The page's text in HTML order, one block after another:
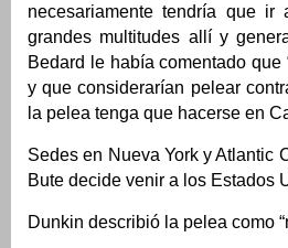
necesariamente tendría que
grandes multitudes allí y
Bedard le había comentado
y que considerarían pelear
la pelea tenga que hacerse en
Sedes en Nueva York y Atlantic
Bute decide venir a los Estados
Dunkin describió la pelea como